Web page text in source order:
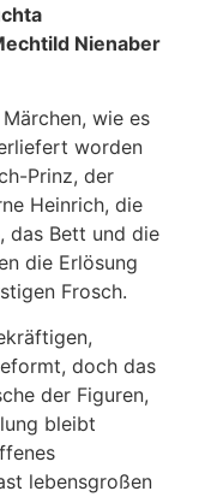
Nienaber
wie es
worden
Prinz, der
Heinrich, die
das Bett und die
die Erlösung
Frosch.
doch das
der Figuren,
bleibt
lebensgroßen